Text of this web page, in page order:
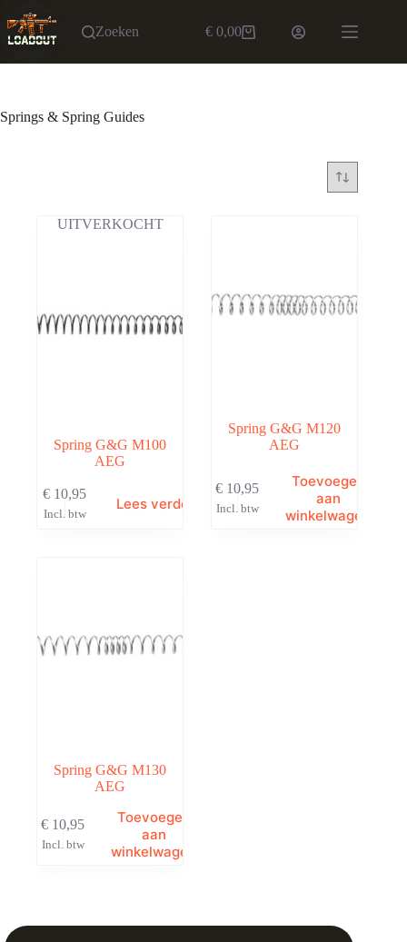
naar
de
Zoeken Winkelwagen
€ 0,00
Springs & Spring Guides
UITVERKOCHT
Spring G&G M100
AEG
€ 10,95
Incl. btw
Lees verder
Spring G&G M120
AEG
€ 10,95
Incl. btw
Toevoegen
aan
winkelwagen
Spring G&G M130
AEG
€ 10,95
Incl. btw
Toevoegen
aan
winkelwagen